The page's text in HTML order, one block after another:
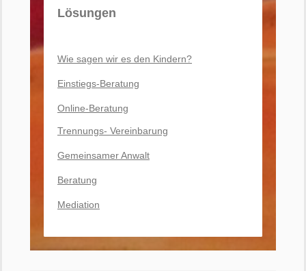
Lösungen
Wie sagen wir es den Kindern?
Einstiegs-Beratung
Online-Beratung
Trennungs- Vereinbarung
Gemeinsamer Anwalt
Beratung
Mediation